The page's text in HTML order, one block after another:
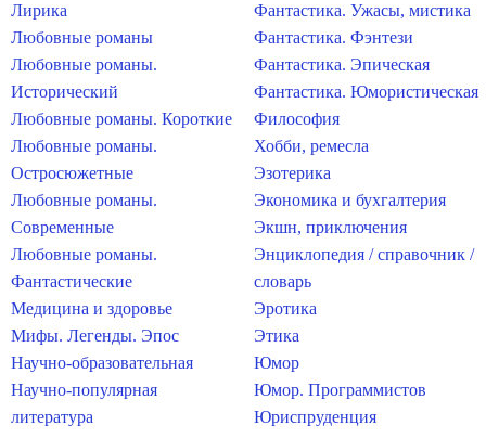
Лирика
Любовные романы
Любовные романы.
Исторический
Любовные романы. Короткие
Любовные романы.
Остросюжетные
Любовные романы.
Современные
Любовные романы.
Фантастические
Медицина и здоровье
Мифы. Легенды. Эпос
Научно-образовательная
Научно-популярная
литература
Фантастика. Ужасы, мистика
Фантастика. Фэнтези
Фантастика. Эпическая
Фантастика. Юмористическая
Философия
Хобби, ремесла
Эзотерика
Экономика и бухгалтерия
Экшн, приключения
Энциклопедия / справочник /
словарь
Эротика
Этика
Юмор
Юмор. Программистов
Юриспруденция